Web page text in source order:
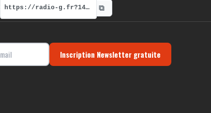
https://radio-g.fr?1475 ⧉
Inscription Newsletter gratuite